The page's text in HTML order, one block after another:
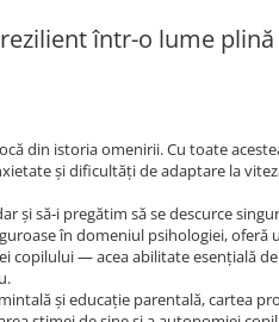
într-o lume
din istoria omenirii. Cu toate
şi dificultăţi de adaptare la
şi să‑i pregătim să se descurce
în domeniul psihologiei, oferă
copilului — acea abilitate esenţială
şi educaţie parentală, cartea